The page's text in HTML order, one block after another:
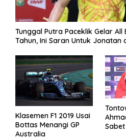
Tunggal Putra Paceklik Gelar All
Tahun, Ini Saran Untuk Jonatan
Klasemen F1 2019 Usai
Bottas Menangi GP
Australia